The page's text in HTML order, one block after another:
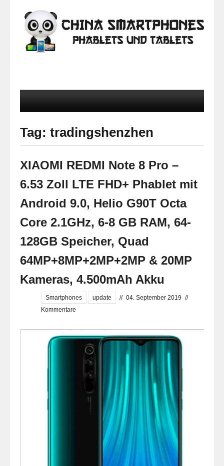
Tag: tradingshenzhen
XIAOMI REDMI Note 8 Pro –
6.53 Zoll LTE FHD+ Phablet mit
Android 9.0, Helio G90T Octa
Core 2.1GHz, 6-8 GB RAM, 64-
128GB Speicher, Quad
64MP+8MP+2MP+2MP & 20MP
Kameras, 4.500mAh Akku
Smartphones update // 04. September 2019 //
Kommentare